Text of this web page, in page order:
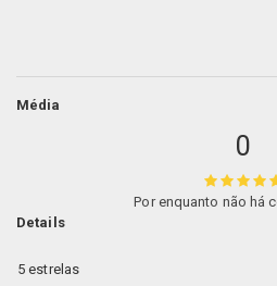
Média
0
Por enquanto não há
Details
5 estrelas